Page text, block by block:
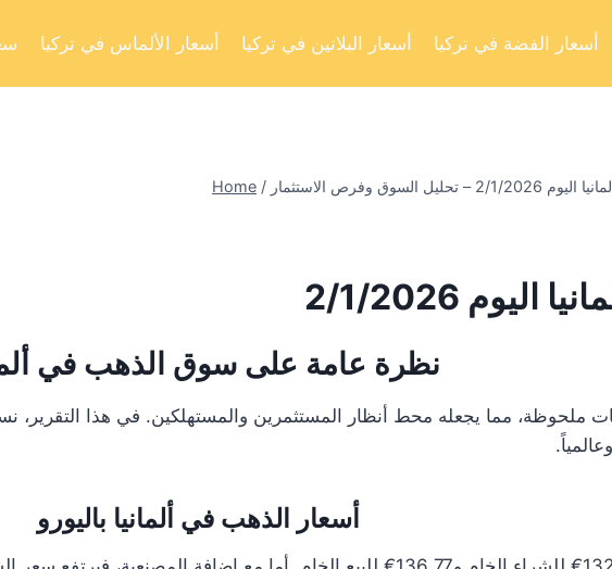
أسعار الألماس في تركيا أسعار البلاتين في تركيا أسعار الفضة في تركيا
Home / السوق وفرص الاستثمار
2/1/2026
نظرة عامة على سوق الذهب في
مما يجعله محط أنظار المستثمرين والمستهلكين. في هذا التقرير،
أسعار الذهب في ألمانيا باليورو